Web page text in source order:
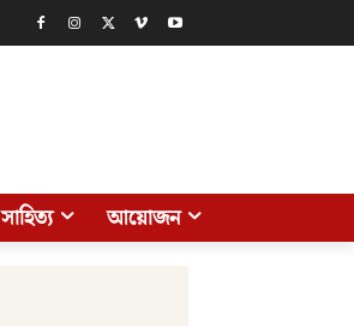
সাহিত্য আয়োজন